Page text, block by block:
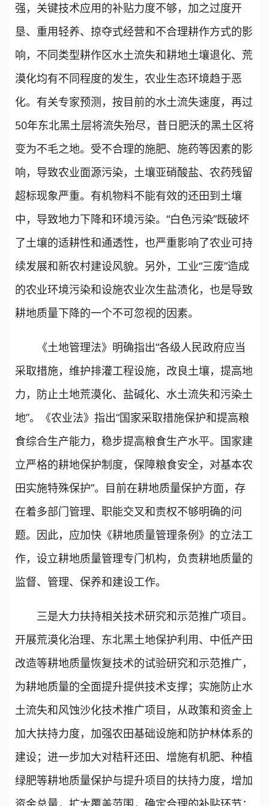
强，关键技术应用的补贴力度不够，加之过度开
垦、重用轻养、掠夺式经营和不合理耕作方式的影
响，不同类型耕作区水土流失和耕地土壤退化、荒
漠化均有不同程度的发生，农业生态环境趋于恶
化。有关专家预测，按目前的水土流失速度，再过
50年东北黑土层将流失殆尽，昔日肥沃的黑土区将
变为不毛之地。受不合理的施肥、施药等因素的影
响，导致农业面源污染，土壤亚硝酸盐、农药残留
超标现象严重。有机物料不能有效的还田到土壤
中，导致地力下降和环境污染。“白色污染”既破坏
了土壤的适耕性和通透性，也严重影响了农业可持
续发展和新农村建设风貌。另外，工业“三废”造成
的农业环境污染和设施农业次生盐渍化，也是导致
耕地质量下降的一个不可忽视的因素。
《土地管理法》明确指出“各级人民政府应当
采取措施，维护排灌工程设施，改良土壤，提高地
力，防止土地荒漠化、盐碱化、水土流失和污染土
地”。《农业法》指出“国家采取措施保护和提高粮
食综合生产能力，稳步提高粮食生产水平。国家建
立严格的耕地保护制度，保障粮食安全，对基本农
田实施特殊保护”。目前在耕地质量保护方面，存
在着多部门管理、职能交叉和责权不够明确的问
题。因此，应加快《耕地质量管理条例》的立法工
作，设立耕地质量管理专门机构，负责耕地质量的
监督、管理、保养和建设工作。
三是大力扶持相关技术研究和示范推广项目。
开展荒漠化治理、东北黑土地保护利用、中低产田
改造等耕地质量恢复技术的试验研究和示范推广，
为耕地质量的全面提升提供技术支撑；实施防止水
土流失和风蚀沙化技术推广项目，从政策和资金上
加大扶持力度，加强农田基础设施和防护林体系的
建设；进一步加大对秸秆还田、增施有机肥、种植
绿肥等耕地质量保护与提升项目的扶持力度，增加